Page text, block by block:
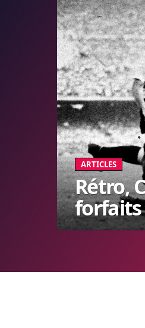
ARTICLES
Rétro,
forfaits